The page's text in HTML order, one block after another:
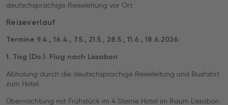
deutschsprachige Reiseleitung vor Ort
Reiseverlauf
Termine 9.4., 16.4., 7.5., 21.5., 28.5., 11.6., 18.6.2026:
1. Tag (Do.): Flug nach Lissabon
Abholung durch die deutschsprachige Reiseleitung und Busfahrt
zum Hotel.
Übernachtung mit Frühstück im 4 Sterne Hotel im Raum Lissabon